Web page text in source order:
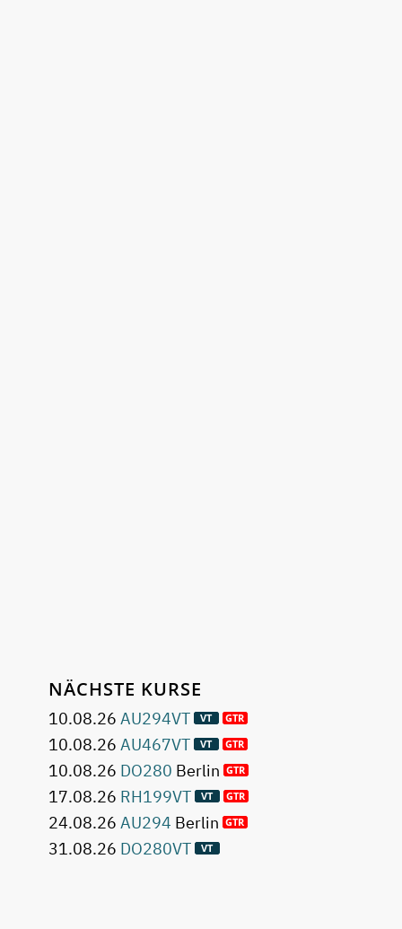
NÄCHSTE KURSE
10.08.26 AU294VT
10.08.26 AU467VT
10.08.26 DO280 Berlin
17.08.26 RH199VT
24.08.26 AU294 Berlin
31.08.26 DO280VT